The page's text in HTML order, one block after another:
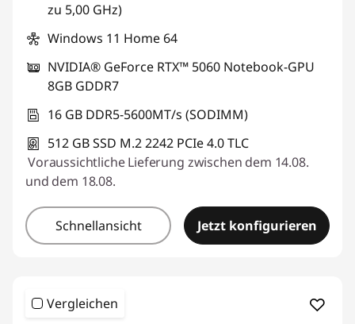
zu 5,00 GHz)
Windows 11 Home 64
NVIDIA® GeForce RTX™ 5060 Notebook-GPU
8GB GDDR7
16 GB DDR5-5600MT/s (SODIMM)
512 GB SSD M.2 2242 PCIe 4.0 TLC
Voraussichtliche Lieferung zwischen dem 14.08.
und dem 18.08.
Schnellansicht Jetzt konfigurieren
Vergleichen